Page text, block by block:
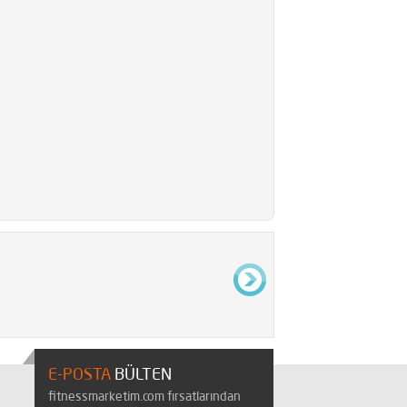
E-POSTA BÜLTEN
fitnessmarketim.com fırsatlarından